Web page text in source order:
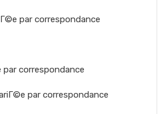
par correspondance
correspondance
par correspondance